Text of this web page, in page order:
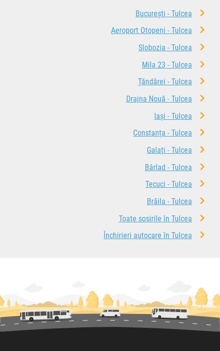
București - Tulcea
Aeroport Otopeni - Tulcea
Slobozia - Tulcea
Mila 23 - Tulcea
Țăndărei - Tulcea
Drajna Nouă - Tulcea
Iași - Tulcea
Constanța - Tulcea
Galați - Tulcea
Bârlad - Tulcea
Tecuci - Tulcea
Brăila - Tulcea
Toate sosirile în Tulcea
Închirieri autocare în Tulcea